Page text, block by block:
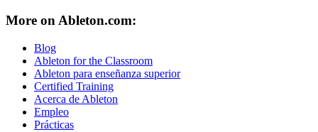
More on Ableton.com:
Blog
Ableton for the Classroom
Ableton para enseñanza superior
Certified Training
Acerca de Ableton
Empleo
Prácticas